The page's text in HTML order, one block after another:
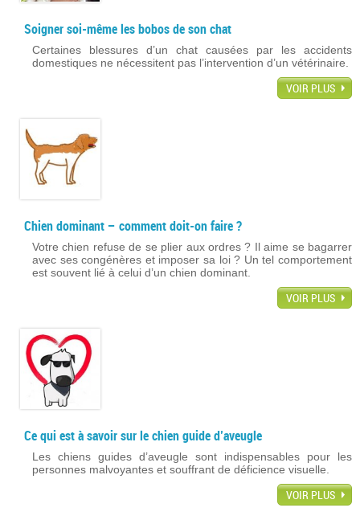
Soigner soi-même les bobos de son chat
Certaines blessures d’un chat causées par les accidents
domestiques ne nécessitent pas l’intervention d’un vétérinaire.
VOIR PLUS
Chien dominant – comment doit-on faire ?
Votre chien refuse de se plier aux ordres ? Il aime se bagarrer
avec ses congénères et imposer sa loi ? Un tel comportement
est souvent lié à celui d’un chien dominant.
VOIR PLUS
Ce qui est à savoir sur le chien guide d’aveugle
Les chiens guides d’aveugle sont indispensables pour les
personnes malvoyantes et souffrant de déficience visuelle.
VOIR PLUS